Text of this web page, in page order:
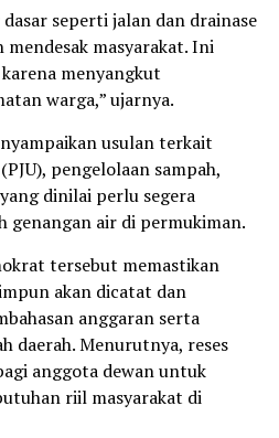
seperti jalan dan drainase
masyarakat. Ini
menyangkut
warga,” ujarnya.
usulan terkait
pengelolaan sampah,
dinilai perlu segera
genangan air di permukiman.
tersebut memastikan
akan dicatat dan
anggaran serta
daerah. Menurutnya, reses
anggota dewan untuk
riil masyarakat di